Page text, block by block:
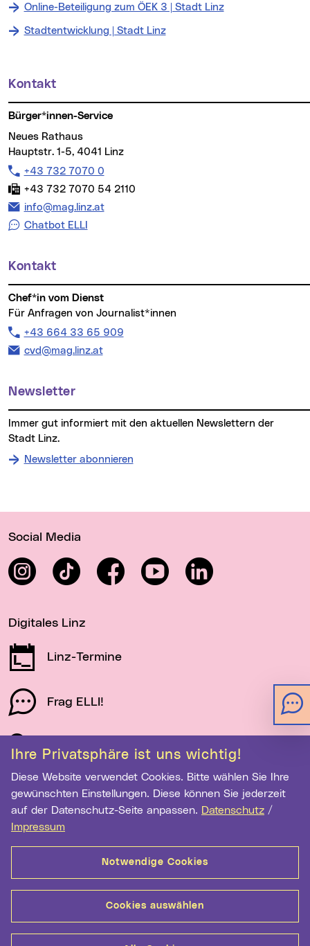
Ihre Privatsphäre ist uns wichtig!
Diese Website verwendet Cookies. Bitte wählen Sie Ihre
gewünschten Einstellungen. Diese können Sie jederzeit
auf der Datenschutz-Seite anpassen. Datenschutz /
Impressum
Notwendige Cookies
Cookies auswählen
Online-Beteiligung zum ÖEK 3 | Stadt Linz
Stadtentwicklung | Stadt Linz
Weitere Informationen
Kontakt
Bürger*innen-Service
Neues Rathaus
Hauptstr. 1-5, 4041 Linz
Telefon:
+43 732 7070 0
Fax:
+43 732 7070 54 2110
E-Mail Adresse:
info@mag.linz.at
Chatbot ELLI
Kontakt
Chef*in vom Dienst
Für Anfragen von Journalist*innen
Telefon:
+43 664 33 65 909
E-Mail Adresse:
cvd@mag.linz.at
Newsletter
Stadt Linz.
Newsletter abonnieren
Social Media
InstagramTikTok FacebookYouTube LinkedIn
Digitales Linz
Linz-Termine
Frag ELLI!
Schau auf Linz
Newsletter-Anmeldung
E-Mail-Adresse eingeben
Anmelden